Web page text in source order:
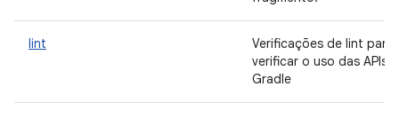
lint
Verificações de lint para
verificar o uso das APIs
Gradle